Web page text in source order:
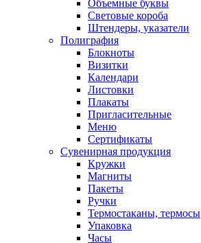
Объемные буквы
Световые короба
Штендеры, указатели
Полиграфия
Блокноты
Визитки
Календари
Листовки
Плакаты
Пригласительные
Меню
Сертификаты
Сувенирная продукция
Кружки
Магниты
Пакеты
Ручки
Термостаканы, термосы
Упаковка
Часы